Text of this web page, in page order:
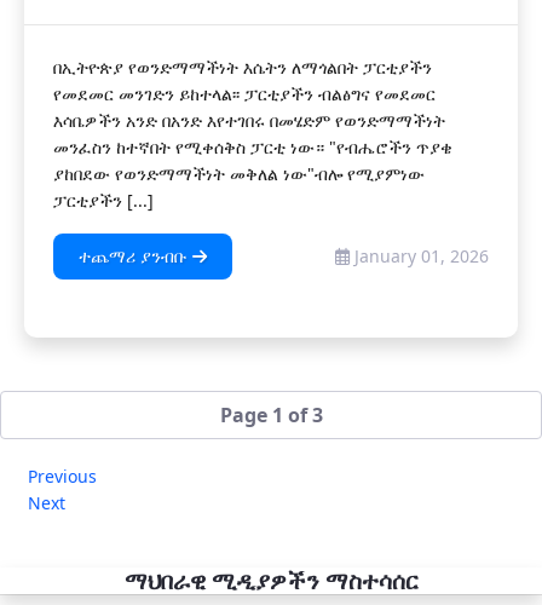
በኢትዮጵያ የወንድማማችነት እሴትን ለማጎልበት ፓርቲያችን
የመደመር መንገድን ይከተላል፡፡ ፓርቲያችን ብልፅግና የመደመር
እሳቤዎችን አንድ በአንድ እየተገበሩ በመሄድም የወንድማማችነት
መንፈስን ከተኛበት የሚቀሰቅስ ፓርቲ ነው። "የብሔሮችን ጥያቄ
ያከበደው የወንድማማችነት መቅለል ነው"ብሎ የሚያምነው
ፓርቲያችን [...]
ተጨማሪ ያንብቡ January 01, 2026
Page 1 of 3
Previous
Next
ማህበራዊ ሚዲያዎችን ማስተሳሰር